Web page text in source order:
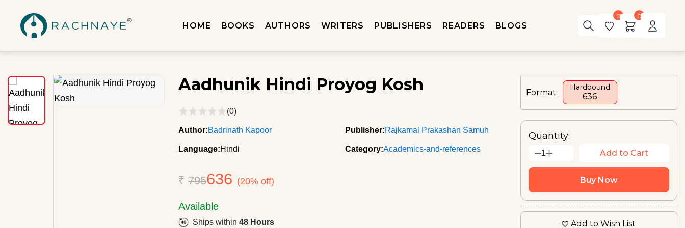
HOME BOOKS AUTHORS WRITERS PUBLISHERS READERS BLOGS
0 0
Aadhunik Hindi Proyog Kosh
(0)
Author:Badrinath Kapoor Publisher:Rajkamal Prakashan Samuh
Language:Hindi Category:Academics-and-references
₹795636 (20% off)
Available
Ships within48 Hours
Format:
Hardbound
₹636
Quantity:
1 Add to Cart
Buy Now
Add to Wish List